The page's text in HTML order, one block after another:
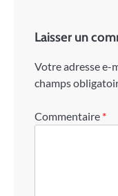
Laisser un
Votre adresse e-
champs
Commentaire *